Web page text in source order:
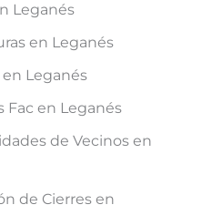
Leganés
en Leganés
Leganés
Fac en Leganés
de Vecinos en
de Cierres en